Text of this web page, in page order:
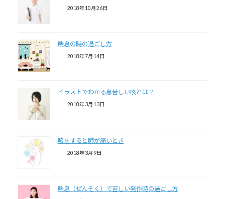
2018年10月26日
喘息の時の過ごし方
2018年7月14日
イラストでわかる息苦しい咳とは？
2018年3月13日
咳をすると肺が痛いとき
2018年3月9日
喘息（ぜんそく）で苦しい発作時の過ごし方